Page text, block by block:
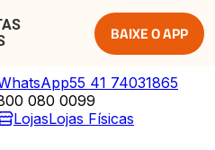
BAIXE O APP
55 41 74031865
080 0099
LojasLojas Físicas